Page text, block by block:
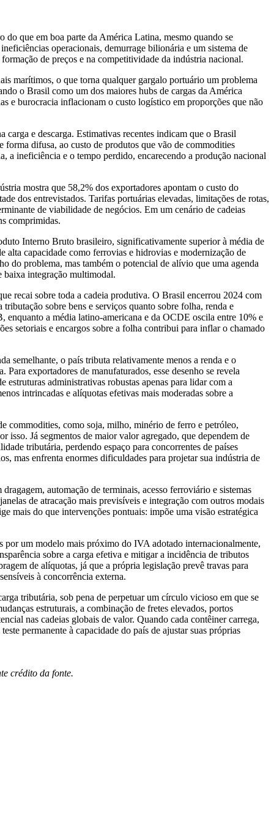
que em boa parte da América Latina, mesmo quando se
operacionais, demurrage bilionária e um sistema de
de preços e na competitividade da indústria nacional.
marítimos, o que torna qualquer gargalo portuário um problema
o Brasil como um dos maiores hubs de cargas da América
e burocracia inflacionam o custo logístico em proporções que não
carga e descarga. Estimativas recentes indicam que o Brasil
forma difusa, ao custo de produtos que vão de commodities
a ineficiência e o tempo perdido, encarecendo a produção nacional
mostra que 58,2% dos exportadores apontam o custo do
dos entrevistados. Tarifas portuárias elevadas, limitações de rotas,
de viabilidade de negócios. Em um cenário de cadeias
comprimidas.
Interno Bruto brasileiro, significativamente superior à média de
alta capacidade como ferrovias e hidrovias e modernização de
do problema, mas também o potencial de alívio que uma agenda
baixa integração multimodal.
recai sobre toda a cadeia produtiva. O Brasil encerrou 2024 com
sobre bens e serviços quanto sobre folha, renda e
enquanto a média latino-americana e da OCDE oscila entre 10% e
setoriais e encargos sobre a folha contribui para inflar o chamado
semelhante, o país tributa relativamente menos a renda e o
exportadores de manufaturados, esse desenho se revela
estruturas administrativas robustas apenas para lidar com a
intrincadas e alíquotas efetivas mais moderadas sobre a
commodities, como soja, milho, minério de ferro e petróleo,
isso. Já segmentos de maior valor agregado, que dependem de
tributária, perdendo espaço para concorrentes de países
mas enfrenta enormes dificuldades para projetar sua indústria de
automação de terminais, acesso ferroviário e sistemas
de atracação mais previsíveis e integração com outros modais
mais do que intervenções pontuais: impõe uma visão estratégica
por um modelo mais próximo do IVA adotado internacionalmente,
sobre a carga efetiva e mitigar a incidência de tributos
de alíquotas, já que a própria legislação prevê travas para
à concorrência externa.
tributária, sob pena de perpetuar um círculo vicioso em que se
estruturais, a combinação de fretes elevados, portos
nas cadeias globais de valor. Quando cada contêiner carrega,
permanente à capacidade do país de ajustar suas próprias
crédito da fonte.